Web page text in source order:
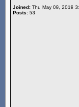
Joined: Thu May 09, 2019
Posts: 53